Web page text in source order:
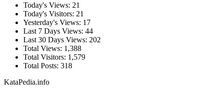
Today's Views: 21
Today's Visitors: 21
Yesterday's Views: 17
Last 7 Days Views: 44
Last 30 Days Views: 202
Total Views: 1,388
Total Visitors: 1,579
Total Posts: 318
KataPedia.info